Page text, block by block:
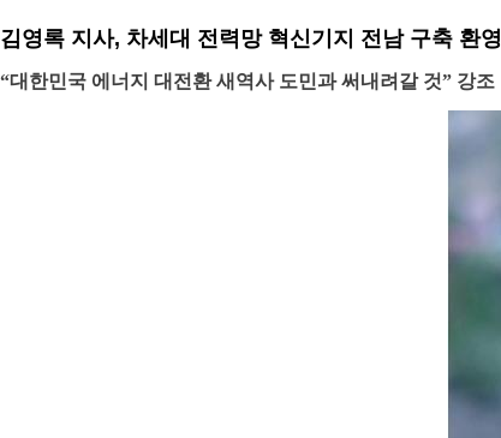
김영록 지사, 차세대 전력망 혁신기지 전남 구축 환영
“대한민국 에너지 대전환 새역사 도민과 써내려갈 것” 강조